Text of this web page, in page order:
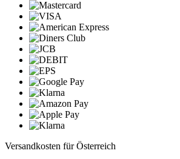
Versandkosten für Österreich